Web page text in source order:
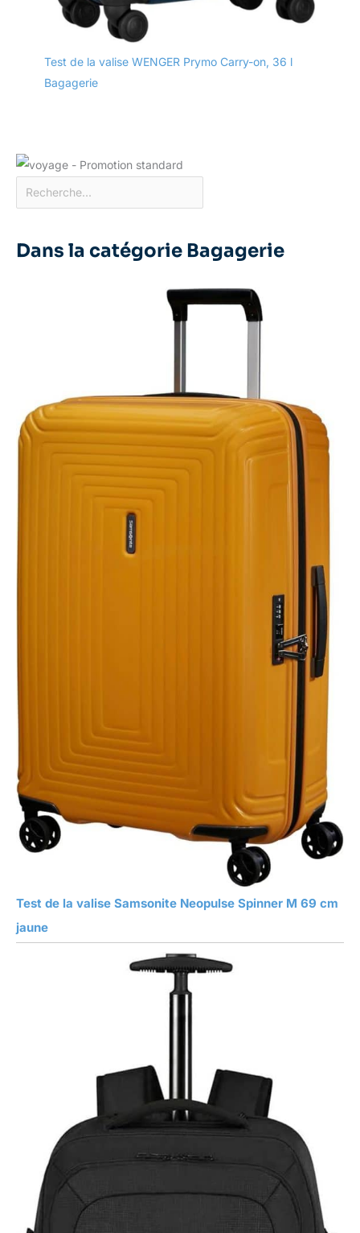
Test de la valise WENGER Prymo Carry-on, 36 l
Bagagerie
Dans la catégorie Bagagerie
Test de la valise Samsonite Neopulse Spinner M 69 cm
jaune